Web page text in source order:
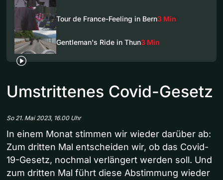
Tour de France-Feeling in Bern3 Min
Gentleman's Ride in Thun3 Min
Umstrittenes Covid-Gesetz
So 21. Mai 2023, 16.00 Uhr
In einem Monat stimmen wir wieder darüber ab:
Zum dritten Mal entscheiden wir, ob das Covid-
19-Gesetz, nochmal verlängert werden soll. Und
zum dritten Mal führt diese Abstimmung wieder